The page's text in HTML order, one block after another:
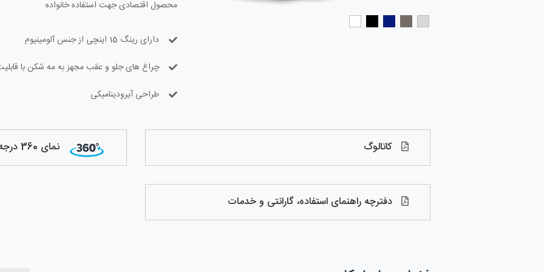
محصول اقتصادی جهت استفاده خانواده
دارای رینگ 15 اینچی از جنس آلومینیوم
چراغ های جلو و عقب مجهز به مه شکن با
طراحی آیرودینامیکی
کاتالوگ
دفترچه راهنمای استفاده، گارانتی و خدمات
نمای 360 درجه